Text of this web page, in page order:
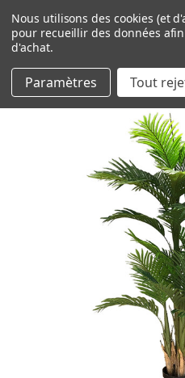
Nous utilisons des cookies (et
pour recueillir des données
d'achat.
Paramètres Tout